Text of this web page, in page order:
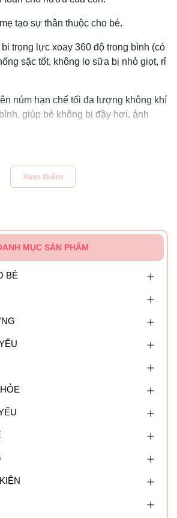
tạo sự thân thuộc cho bé.
trọng lực xoay 360 độ trong bình (có
sặc tốt, không lo sữa bị nhỏ giọt, rỉ
núm hạn chế tối đa lượng không khí
giúp bé không bị đầy hơi, ảnh
pha sữa và vệ sinh.
núm ti (khoảng -20 đến 180 độ C)
tiệt trùng UV.
Xem thêm
MỤC SẢN PHẨM
BÉ